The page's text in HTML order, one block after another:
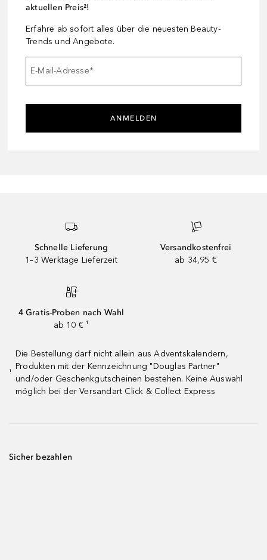
aktuellen Preis²!
Erfahre ab sofort alles über die neuesten Beauty-
Trends und Angebote.
E-Mail-Adresse*
ANMELDEN
Schnelle Lieferung
1–3 Werktage Lieferzeit
Versandkostenfrei
ab 34,95 €
4 Gratis-Proben nach Wahl
ab 10 € ¹
¹
Die Bestellung darf nicht allein aus Adventskalendern,
Produkten mit der Kennzeichnung "Douglas Partner"
und/oder Geschenkgutscheinen bestehen. Keine Auswahl
möglich bei der Versandart Click & Collect Express
Sicher bezahlen